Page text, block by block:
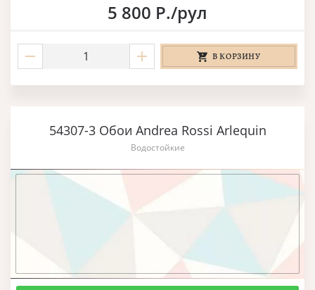
5 800 Р./рул
В КОРЗИНУ
54307-3 Обои Andrea Rossi Arlequin
Водостойкие